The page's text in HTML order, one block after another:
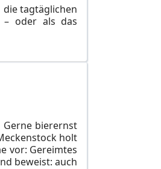
tagtäglichen
– oder als das
bierernst
holt
vor: Gereimtes
beweist: auch